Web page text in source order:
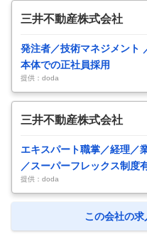
三井不動産株式会社
発注者／技術マネジメント
本体での正社員採用
提供：doda
三井不動産株式会社
エキスパート職掌／経理／
／スーパーフレックス制度
提供：doda
この会社の